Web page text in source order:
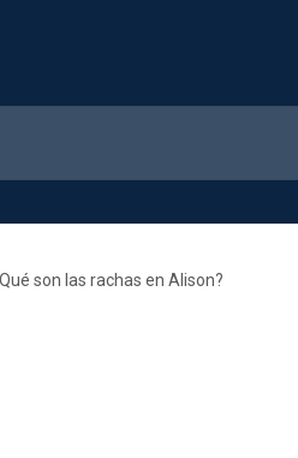
son las rachas en Alison?